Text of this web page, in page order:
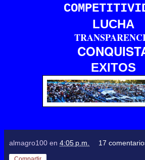
LUCHA
EXITOS
almagro100 en 4:05 p.m. 17